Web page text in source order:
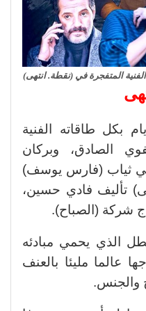
المتفجرة في (نقطة. انتهى)
بكل طاقاته الفنية
الصادق، وبركان
في ثياب (فارس يوسف)
تأليف فادي حسين،
شركة (الصباح).
الذي يحمي مبادئه
عالما مليئا بالعنف
والجنس.